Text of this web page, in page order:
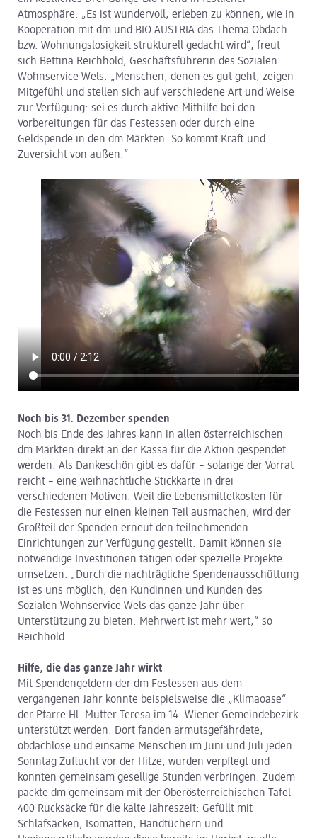
Atmosphäre. „Es ist wundervoll, erleben zu können, wie in
Kooperation mit dm und BIO AUSTRIA das Thema Obdach-
bzw. Wohnungslosigkeit strukturell gedacht wird“, freut
sich Bettina Reichhold, Geschäftsführerin des Sozialen
Wohnservice Wels. „Menschen, denen es gut geht, zeigen
Mitgefühl und stellen sich auf verschiedene Art und Weise
zur Verfügung: sei es durch aktive Mithilfe bei den
Vorbereitungen für das Festessen oder durch eine
Geldspende in den dm Märkten. So kommt Kraft und
Zuversicht von außen.“
Noch bis 31. Dezember spenden
Noch bis Ende des Jahres kann in allen österreichischen
dm Märkten direkt an der Kassa für die Aktion gespendet
werden. Als Dankeschön gibt es dafür – solange der Vorrat
reicht – eine weihnachtliche Stickkarte in drei
verschiedenen Motiven. Weil die Lebensmittelkosten für
die Festessen nur einen kleinen Teil ausmachen, wird der
Großteil der Spenden erneut den teilnehmenden
Einrichtungen zur Verfügung gestellt. Damit können sie
notwendige Investitionen tätigen oder spezielle Projekte
umsetzen. „Durch die nachträgliche Spendenausschüttung
ist es uns möglich, den Kundinnen und Kunden des
Sozialen Wohnservice Wels das ganze Jahr über
Unterstützung zu bieten. Mehrwert ist mehr wert,“ so
Reichhold.
Hilfe, die das ganze Jahr wirkt
Mit Spendengeldern der dm Festessen aus dem
vergangenen Jahr konnte beispielsweise die „Klimaoase“
der Pfarre Hl. Mutter Teresa im 14. Wiener Gemeindebezirk
unterstützt werden. Dort fanden armutsgefährdete,
obdachlose und einsame Menschen im Juni und Juli jeden
Sonntag Zuflucht vor der Hitze, wurden verpflegt und
konnten gemeinsam gesellige Stunden verbringen. Zudem
packte dm gemeinsam mit der Oberösterreichischen Tafel
400 Rucksäcke für die kalte Jahreszeit: Gefüllt mit
Schlafsäcken, Isomatten, Handtüchern und